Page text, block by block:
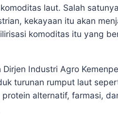
laut. Salah
kekayaan itu akan
komoditas itu yang
Industri Agro
turunan rumput laut
alternatif, farmasi,